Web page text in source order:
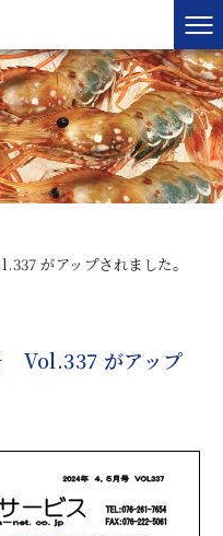
がアップされました。
Vol.337 がアップ